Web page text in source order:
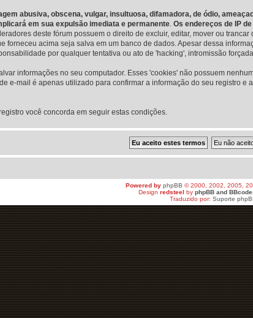
abusiva, obscena, vulgar, insultuosa, difamadora, de ódio,
em sua expulsão imediata e permanente Os endereços de IP
deste fórum possuem o direito de excluir, editar, mover ou
forneceu acima seja salva em um banco de dados. Apesar dessa
por qualquer tentativa ou ato de 'hacking', intromissão
informações no seu computador. Esses 'cookies' não possuem
e-mail é apenas utilizado para confirmar a informação do seu registro
você concorda em seguir estas condições.
Powered by phpBB © 2000, 2002, 2005,
Design redsteel by phpBB and
Traduzido por: Suporte